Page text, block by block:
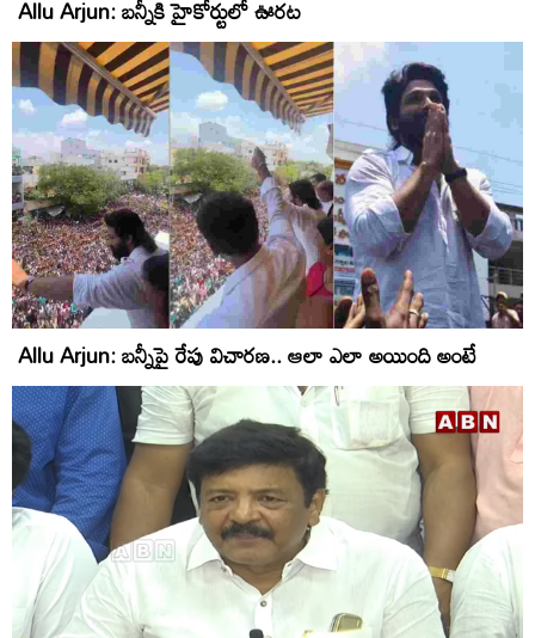
Allu Arjun: బన్నీకి హైకోర్టులో ఊరట
Allu Arjun: బన్నీపై రేపు విచారణ.. ఆలా ఎలా అయింది అంటే